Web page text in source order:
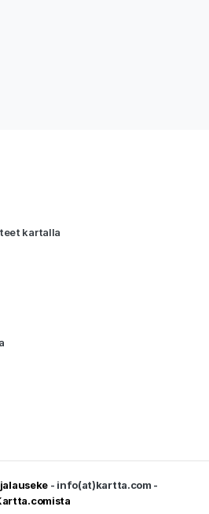
kartalla
- info(at)kartta.com -